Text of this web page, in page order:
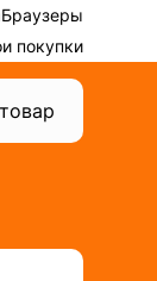
Браузеры
покупки